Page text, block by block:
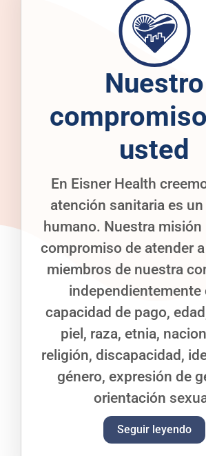
Nuestro
usted
En Eisner Health
atención sanitaria es
humano. Nuestra misión
compromiso de atender
miembros de nuestra
independientemente
capacidad de pago,
piel, raza, etnia,
religión, discapacidad,
género, expresión de
orientación
Seguir leyendo